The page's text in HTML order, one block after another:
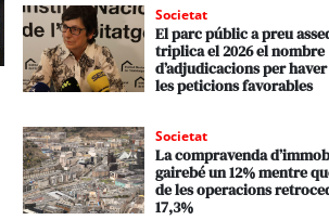
Societat
El parc públic a preu
triplica el 2026 el nombre
d’adjudicacions per
les peticions favorables
Societat
La compravenda
gairebé un 12% mentre
de les operacions
17,3%